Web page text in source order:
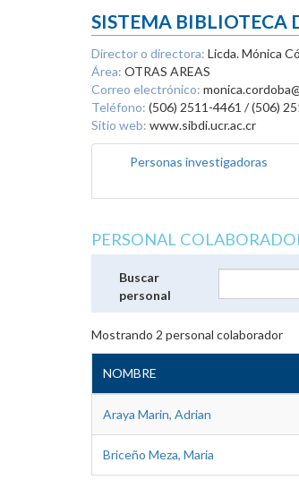
SISTEMA BIBLIOTECA
Director o directora: Licda. Mónica
Área: OTRAS AREAS
Correo electrónico:
Teléfono: (506) 2511-4461 / (506)
Sitio web: www.sibdi.ucr.ac.cr
Personas investigadoras
PERSONAL
Buscar
personal
Mostrando 2 personal colaborador
NOMBRE
Araya Marin, Adrian
Briceño Meza, Maria